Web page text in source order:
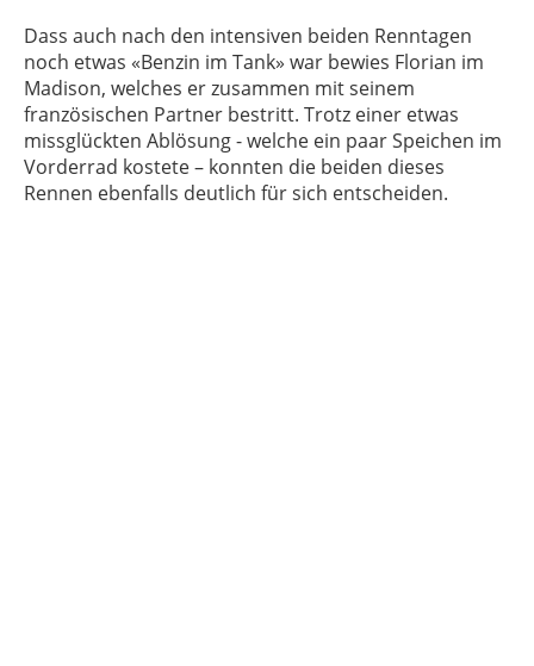
Dass auch nach den intensiven beiden Renntagen
noch etwas «Benzin im Tank» war bewies Florian im
Madison, welches er zusammen mit seinem
französischen Partner bestritt. Trotz einer etwas
missglückten Ablösung - welche ein paar Speichen im
Vorderrad kostete – konnten die beiden dieses
Rennen ebenfalls deutlich für sich entscheiden.